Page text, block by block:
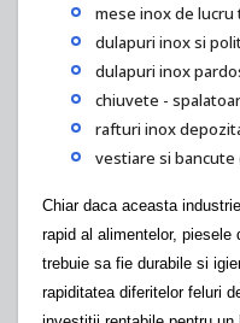
mese inox de lucru
dulapuri inox si
dulapuri inox
chiuvete -
rafturi inox
vestiare si
Chiar daca aceasta
rapid al alimentelor, piesele
trebuie sa fie durabile si
rapiditatea diferitelor feluri